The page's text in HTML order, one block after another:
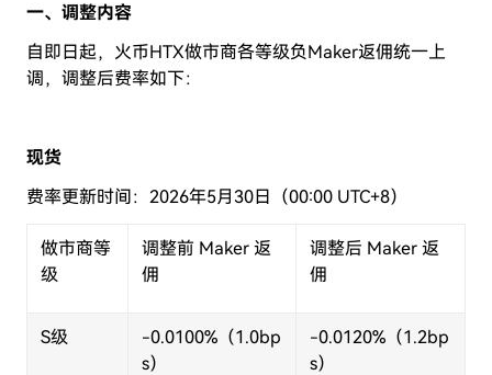
一、调整内容
自即日起，火币HTX做市商各等级负Maker返佣统一上
调，调整后费率如下：
现货
费率更新时间：2026年5月30日（00:00 UTC+8）
做市商等
级
调整前 Maker 返
佣
调整后 Maker 返
佣
S级 -0.0100% （1.0bp
s）
-0.0120% （1.2bp
s）